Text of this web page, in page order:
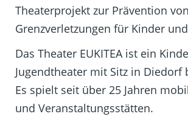
Theaterprojekt zur Prävention
Grenzverletzungen für Kinder
Das Theater EUKITEA ist ein
Jugendtheater mit Sitz in Diedorf
Es spielt seit über 25 Jahren
und Veranstaltungsstätten.